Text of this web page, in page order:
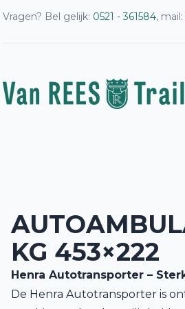
Vragen? Bel gelijk: 0521 - 361584, mail:
KG 453×222
Henra Autotransporter –
De Henra Autotransporter is